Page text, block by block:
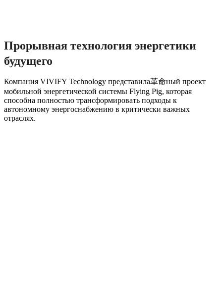
Прорывная технология энергетики
будущего
Компания VIVIFY Technology представила革命ный проект
мобильной энергетической системы Flying Pig, которая
способна полностью трансформировать подходы к
автономному энергоснабжению в критически важных
отраслях.